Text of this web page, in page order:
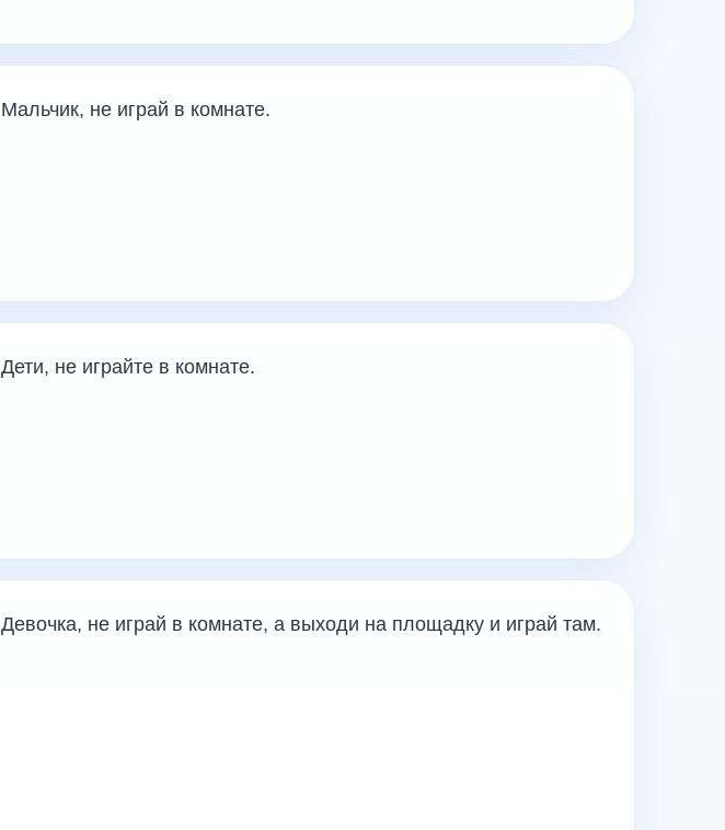
Мальчик, не играй в комнате.
Дети, не играйте в комнате.
Девочка, не играй в комнате, а выходи на площадку и играй там.